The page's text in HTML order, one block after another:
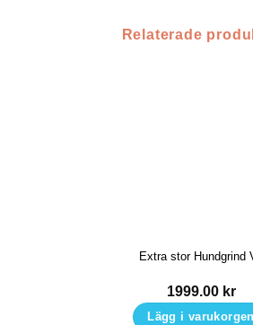
Relaterade
Extra stor Hundgrind
1999.00 kr
Lägg i varukorgen